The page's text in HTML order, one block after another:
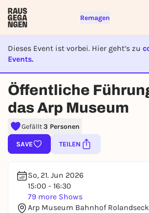
Remagen
Dieses Event ist vorbei. Hier geht’s zu
Events.
EVENT IST
Öffentliche
das Arp Museum
Gefällt3 Personen
SAVE TEILEN
So, 21. Jun 2026
15:00 - 16:30
79 more Shows
Arp Museum Bahnhof Rolandseck
Sign up for free and
right away
To like events, follow pages, or
You already have an account?